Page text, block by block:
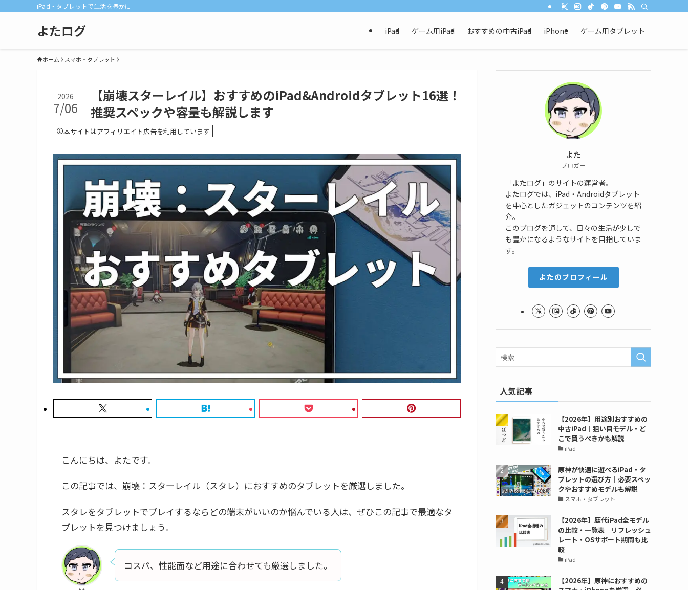
iPad・タブレットで生活を豊かに
よたログ iPad ゲーム用iPad おすすめの中古iPad iPhone ゲーム用タブレット
ホーム スマホ・タブレット
【崩壊スターレイル】おすすめのiPad&Androidタブレット16選！
推奨スペックや容量も解説します
2026
7/06
本サイトはアフィリエイト広告を利用しています
こんにちは、よたです。
この記事では、崩壊：スターレイル（スタレ）におすすめのタブレットを厳選しました。
スタレをタブレットでプレイするならどの端末がいいのか悩んでいる人は、ぜひこの記事で最適なタ
ブレットを見つけましょう。
コスパ、性能面など用途に合わせても厳選しました。
よた
ブロガー
「よたログ」のサイトの運営者。
よたログでは、iPad・Androidタブレット
を中心としたガジェットのコンテンツを紹
介。
このブログを通して、日々の生活が少しで
も豊かになるようなサイトを目指していま
す。
よたのプロフィール
人気記事
【2026年】用途別おすすめの
中古iPad｜狙い目モデル・ど
こで買うべきかも解説
iPad
原神が快適に遊べるiPad・タ
ブレットの選び方｜必要スペッ
クやおすすめモデルも解説
スマホ・タブレット
【2026年】歴代iPad全モデル
の比較・一覧表｜リフレッシュ
レート・OSサポート期間も比
較
iPad
【2026年】原神におすすめの